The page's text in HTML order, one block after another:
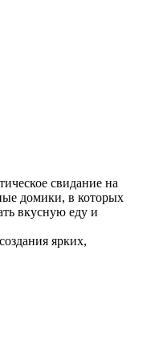
свидание на
домики, в которых
вкусную еду и
ярких,